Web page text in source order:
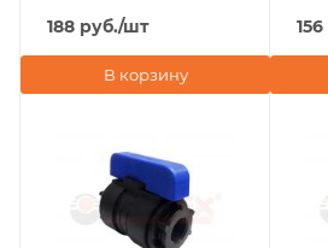
188 руб./шт
В корзину
156